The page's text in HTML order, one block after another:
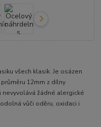
všech klasik. Je osázen
12mm z dílny
nevyvolává žádné alergické
vůči oděru, oxidaci i